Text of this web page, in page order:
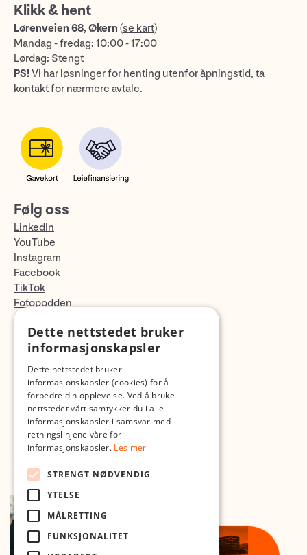
Klikk & hent
Lørenveien 68, Økern (se kart)
Mandag - fredag: 10:00 - 17:00
Lørdag: Stengt
PS!Vi har løsninger for henting utenfor åpningstid, ta
kontakt for nærmere avtale.
Følg oss
LinkedIn
YouTube
Instagram
Facebook
TikTok
Fotopodden
Med forbehold om skrive- og lagerfeil
Dette nettstedet bruker
informasjonskapsler
Dette nettstedet bruker
informasjonskapsler (cookies) for å
forbedre din opplevelse. Ved å bruke
nettstedet vårt samtykker du i alle
informasjonskapsler i samsvar med
retningslinjene våre for
informasjonskapsler. Les mer
STRENGT NØDVENDIG
YTELSE
MÅLRETTING
FUNKSJONALITET